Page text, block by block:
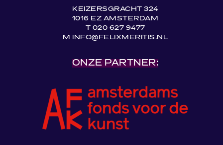
KEIZERSGRACHT 324
1016 EZ AMSTERDAM
T 020 627 9477
M INFO@FELIXMERITIS.NL
ONZE PARTNER: